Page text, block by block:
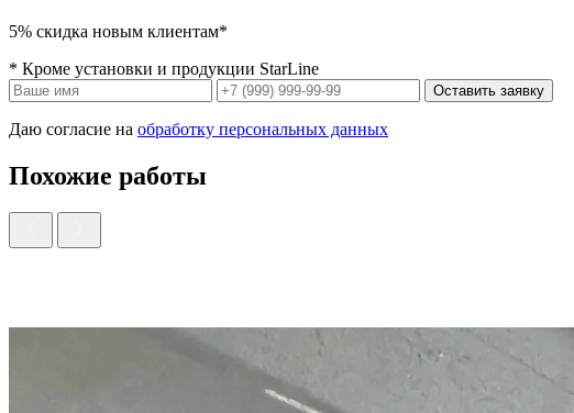
5% скидка новым клиентам*
* Кроме установки и продукции StarLine
Оставить заявку
Даю согласие на обработку персональных данных
Похожие работы